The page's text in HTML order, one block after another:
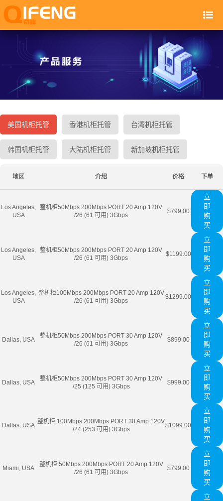
美国机柜托管 香港机柜托管 台湾机柜托管
韩国机柜托管 大陆机柜托管 新加坡机柜托管
地区 介绍 价格 下单
Los Angeles,
USA
整机柜50Mbps 200Mbps PORT 20 Amp 120V
/26 (61 可用) 3Gbps
$799.00
立
即
购
买
Los Angeles,
USA
整机柜50Mbps 200Mbps PORT 20 Amp 120V
/26 (61 可用) 3Gbps
$1199.00
立
即
购
买
Los Angeles,
USA
整机柜100Mbps 200Mbps PORT 20 Amp 120V
/26 (61 可用) 3Gbps
$1299.00
立
即
购
买
Dallas, USA
整机柜50Mbps 200Mbps PORT 30 Amp 120V
/26 (61 可用) 3Gbps
$899.00
立
即
购
买
Dallas, USA
整机柜50Mbps 200Mbps PORT 30 Amp 120V
/25 (125 可用) 3Gbps
$999.00
立
即
购
买
Dallas, USA
整机柜 100Mbps 200Mbps PORT 30 Amp 120V
/24 (253 可用) 3Gbps
$1099.00
立
即
购
买
Miami, USA
整机柜 50Mbps 200Mbps PORT 20 Amp 120V
/26 (61 可用) 3Gbps
$799.00
立
即
购
买
立